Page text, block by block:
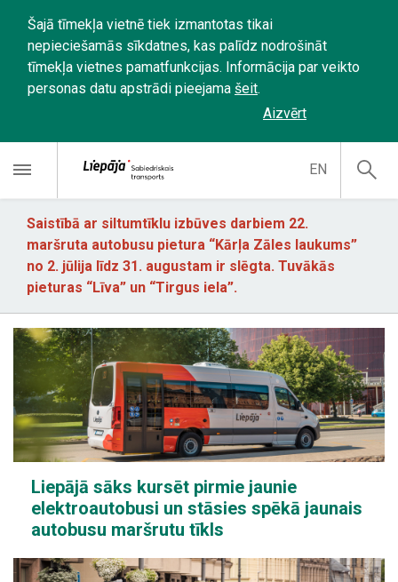
Šajā tīmekļa vietnē tiek izmantotas tikai
nepieciešamās sīkdatnes, kas palīdz nodrošināt
tīmekļa vietnes pamatfunkcijas. Informācija par veikto
personas datu apstrādi pieejama šeit.
Aizvērt
EN
Saistībā ar siltumtīklu izbūves darbiem 22.
maršruta autobusu pietura “Kārļa Zāles laukums”
no 2. jūlija līdz 31. augustam ir slēgta. Tuvākās
pieturas “Līva” un “Tirgus iela”.
Liepājā sāks kursēt pirmie jaunie
elektroautobusi un stāsies spēkā jaunais
autobusu maršrutu tīkls